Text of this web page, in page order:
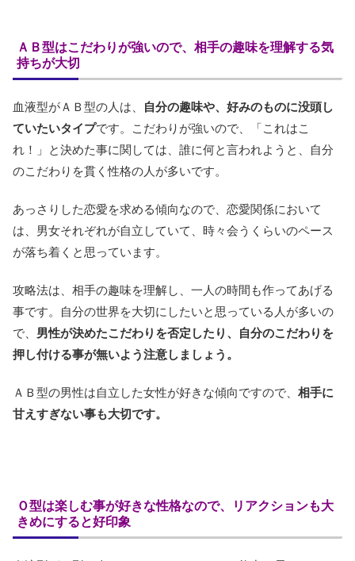
ＡＢ型はこだわりが強いので、相手の趣味を理解する気
持ちが大切
血液型がＡＢ型の人は、
自分の趣味や、好みのものに没頭し
ていたいタイプです。こだわりが強いので、「これはこ
れ！」と決めた事に関しては、誰に何と言われようと、自分
のこだわりを貫く性格の人が多いです。
あっさりした恋愛を求める傾向なので、恋愛関係において
は、男女それぞれが自立していて、時々会うくらいのペース
が落ち着くと思っています。
攻略法は、相手の趣味を理解し、一人の時間も作ってあげる
事です。自分の世界を大切にしたいと思っている人が多いの
で、 男性が決めたこだわりを否定したり、自分のこだわりを
押し付ける事が無いよう注意しましょう。
ＡＢ型の男性は自立した女性が好きな傾向ですので、 相手に
甘えすぎない事も大切です。
Ｏ型は楽しむ事が好きな性格なので、リアクションも大
きめにすると好印象